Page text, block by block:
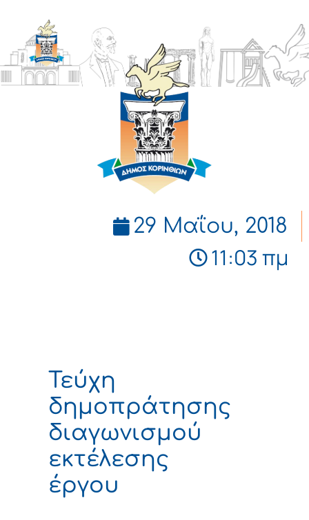
ΔΗΜΟΣ
ΚΟΡΙΝΘΙΩΝ
29 Μαΐου, 2018
11:03 πμ
Τεύχη
δημοπράτησης
διαγωνισμού
εκτέλεσης
έργου